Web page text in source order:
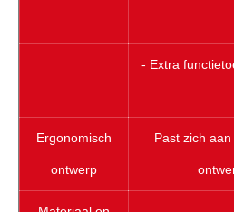
- Extra
Ergonomisch
ontwerp
Past zich